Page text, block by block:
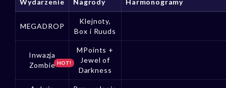
Wydarzenie Nagrody Harmonogramy
MEGADROP
Klejnoty,
Box i Ruuds
Inwazja
Zombie HOT!
MPoints +
Jewel of
Darkness